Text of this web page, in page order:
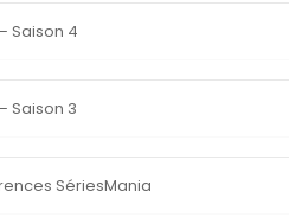
Saison 4
Saison 3
SériesMania